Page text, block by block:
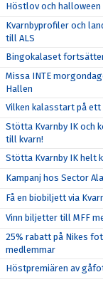
Höstlov och halloween
Kvarnbyprofiler och
till ALS
Bingokalaset
Missa INTE
Hallen
Vilken kalasstart på ett
Stötta Kvarnby IK och
till kvarn!
Stötta Kvarnby IK helt
Kampanj hos Sector
Få en biobiljett via
Vinn biljetter till MFF
25% rabatt på Nikes
medlemmar
Höstpremiären av